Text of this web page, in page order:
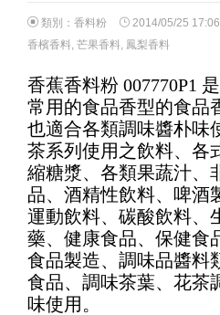
類別： 香料粉 2014/05/25
香檳香料 芒果香料 鳳梨香料
香蕉香料粉 007770P1
常用的食品香型的食品
也適合各類調味醬朴味
茶系列使用之飲料、各
縮糖漿、各類果蔬汁、
品、酒精性飲料、啤酒
運動飲料、碳酸飲料、
藥、健康食品、保健食
食品製造、調味品醬料
食品、調味茶葉、花茶
味使用。